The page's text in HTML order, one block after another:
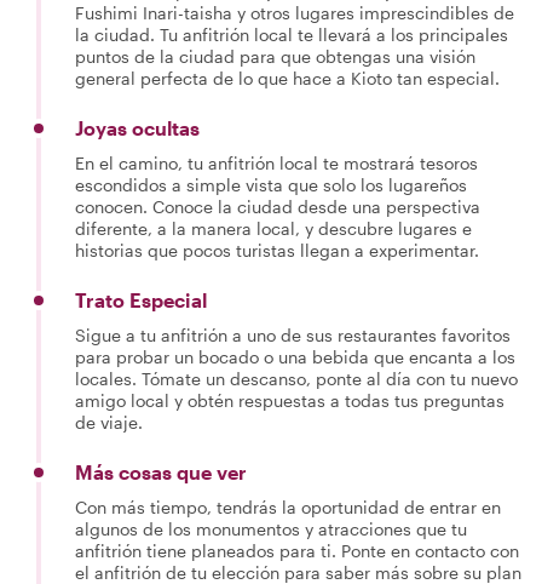
Fushimi Inari-taisha y otros lugares imprescindibles de
la ciudad. Tu anfitrión local te llevará a los principales
puntos de la ciudad para que obtengas una visión
general perfecta de lo que hace a Kioto tan especial.
Joyas ocultas
En el camino, tu anfitrión local te mostrará tesoros
escondidos a simple vista que solo los lugareños
conocen. Conoce la ciudad desde una perspectiva
diferente, a la manera local, y descubre lugares e
historias que pocos turistas llegan a experimentar.
Trato Especial
Sigue a tu anfitrión a uno de sus restaurantes favoritos
para probar un bocado o una bebida que encanta a los
locales. Tómate un descanso, ponte al día con tu nuevo
amigo local y obtén respuestas a todas tus preguntas
de viaje.
Más cosas que ver
Con más tiempo, tendrás la oportunidad de entrar en
algunos de los monumentos y atracciones que tu
anfitrión tiene planeados para ti. Ponte en contacto con
el anfitrión de tu elección para saber más sobre su plan